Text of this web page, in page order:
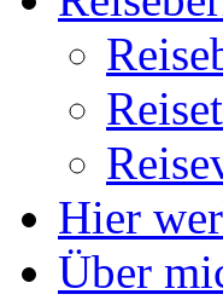
Hier
Über